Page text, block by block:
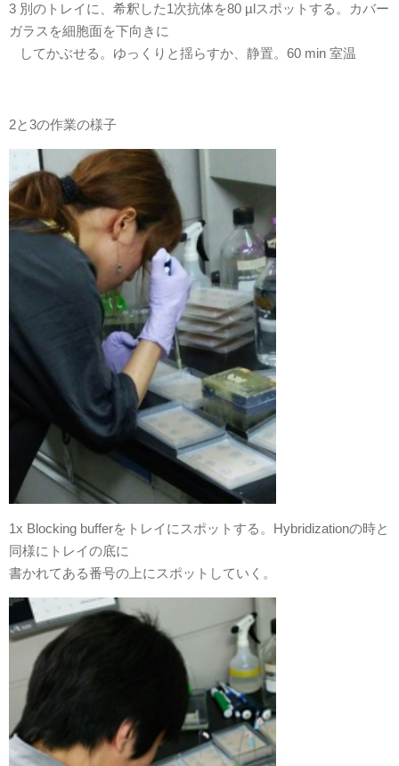
3 別のトレイに、希釈した1次抗体を80 µlスポットする。カバー
ガラスを細胞面を下向きに
してかぶせる。ゆっくりと揺らすか、静置。60 min 室温
2と3の作業の様子
1x Blocking bufferをトレイにスポットする。Hybridizationの時と
同様にトレイの底に
書かれてある番号の上にスポットしていく。